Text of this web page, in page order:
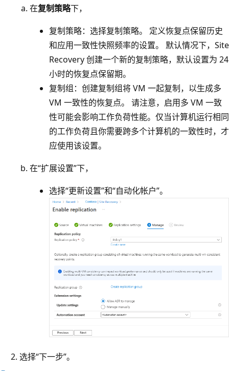
在复制策略下，
复制策略：选择复制策略。 定义恢复点保留历史
和应用一致性快照频率的设置。 默认情况下，Site
Recovery 创建一个新的复制策略，默认设置为 24
小时的恢复点保留期。
复制组：创建复制组将 VM 一起复制，以生成多
VM 一致性的恢复点。 请注意，启用多 VM 一致
性可能会影响工作负荷性能。仅当计算机运行相同
的工作负荷且你需要跨多个计算机的一致性时，才
应使用该设置。
在“扩展设置”下，
选择“更新设置”和“自动化帐户”。
选择“下一步”。